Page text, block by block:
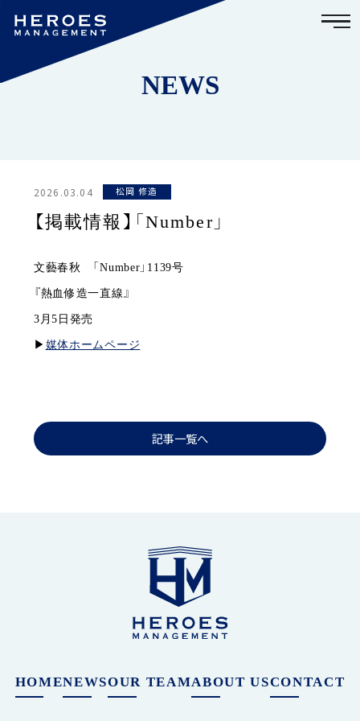
NEWS
2026.03.04 松岡 修造
【掲載情報】「Number」
文藝春秋 「Number」1139号
『熱血修造一直線』
3月5日発売
▶︎ 媒体ホームページ
記事一覧へ
HOMENEWSOUR TEAMABOUT USCONTACT